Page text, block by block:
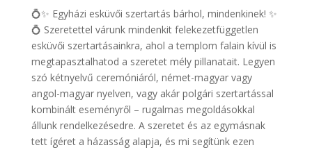
💍✨ Egyházi esküvői szertartás bárhol, mindenkinek! ✨
💍 Szeretettel várunk mindenkit felekezetfüggetlen
esküvői szertartásainkra, ahol a templom falain kívül is
megtapasztalhatod a szeretet mély pillanatait. Legyen
szó kétnyelvű ceremóniáról, német-magyar vagy
angol-magyar nyelven, vagy akár polgári szertartással
kombinált eseményről – rugalmas megoldásokkal
állunk rendelkezésedre. A szeretet és az egymásnak
tett ígéret a házasság alapja, és mi segítünk ezen